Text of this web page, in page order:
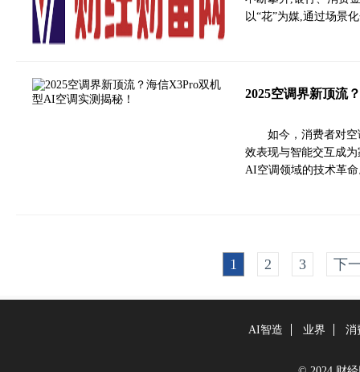
以“花”为媒,通过场景
2025空调界新顶流
如今，消费者对
效表现与智能交互成
AI空调领域的技术革
1 2 3 下
AI智造 业界 消